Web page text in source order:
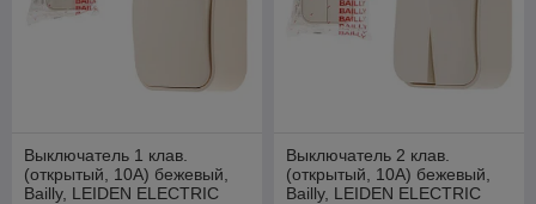
Выключатель 1 клав.
(открытый, 10А) бежевый,
Bailly, LEIDEN ELECTRIC
Выключатель 2 клав.
(открытый, 10А) бежевый,
Bailly, LEIDEN ELECTRIC